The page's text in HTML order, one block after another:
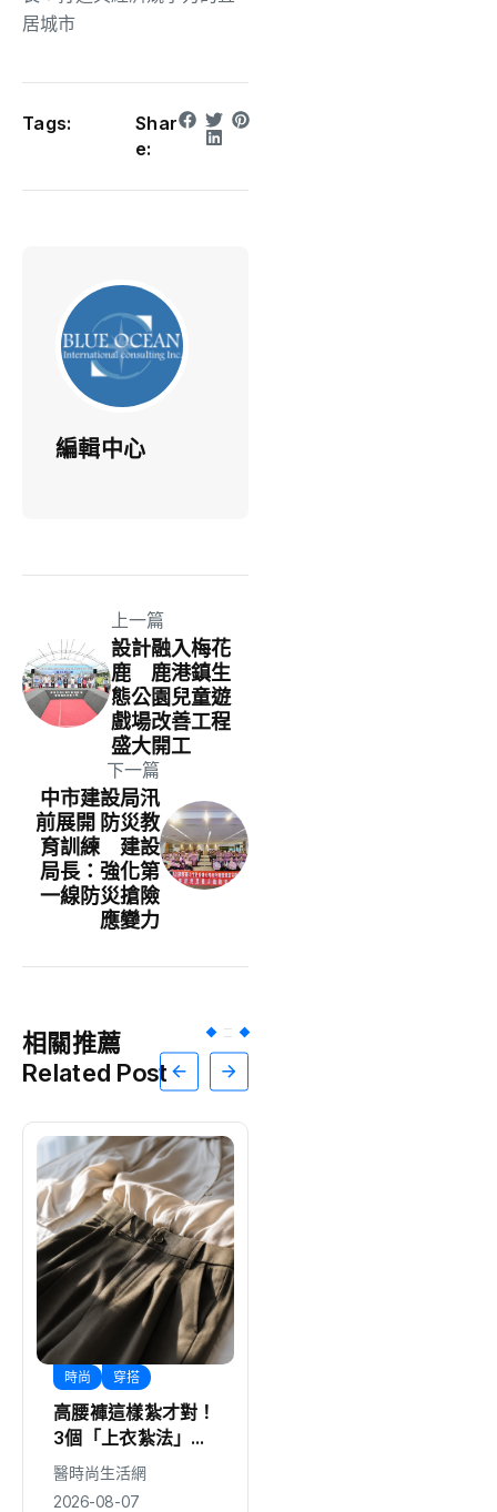
居城市
Tags:
Shar
e:
編輯中心
上一篇
設計融入梅花
鹿 鹿港鎮生
態公園兒童遊
戲場改善工程
盛大開工
下一篇
中市建設局汛
前展開 防災教
育訓練 建設
局長：強化第
一線防災搶險
應變力
相關推薦
Related Post
時尚 穿搭
高腰褲這樣紮才對！
3個「上衣紮法」細
節，讓腰線往上移、
比例瞬間拉長
醫時尚生活網
2026-08-07